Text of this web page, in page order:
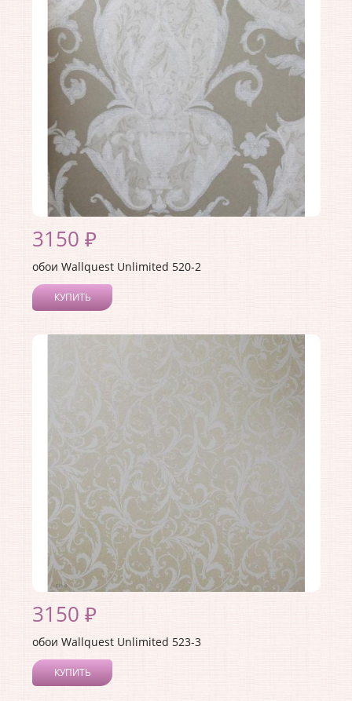
Материал покрытия: Без покрытия
Страна:США
Материал основы: Флизелин
Раппорт:<>
3150 ₽
обои Wallquest Unlimited 520-2
КУПИТЬ
Коллекция:Unlimited
3150 ₽
обои Wallquest Unlimited 523-3
КУПИТЬ